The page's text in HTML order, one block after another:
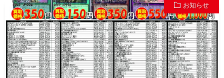
お知らせ